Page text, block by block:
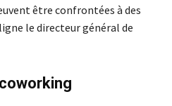
être confrontées à des
le directeur général de